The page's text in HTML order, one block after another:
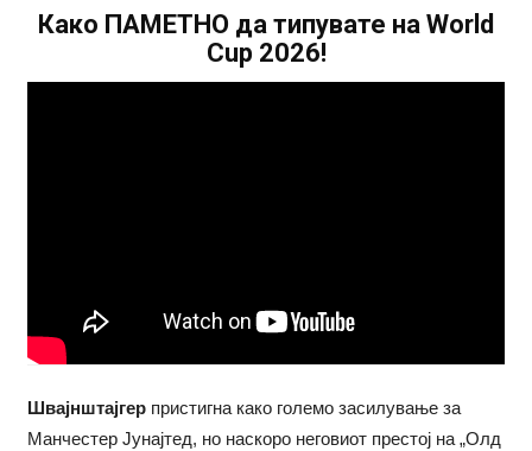
Како ПАМЕТНО да типувате на World
Cup 2026!
Швајнштајгерпристигна како големо засилување за
Манчестер Јунајтед, но наскоро неговиот престој на „Олд